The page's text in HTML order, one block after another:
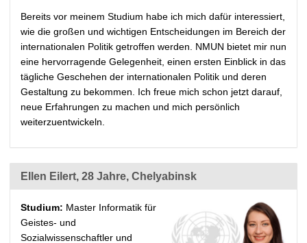
Bereits vor meinem Studium habe ich mich dafür interessiert,
wie die großen und wichtigen Entscheidungen im Bereich der
internationalen Politik getroffen werden. NMUN bietet mir nun
eine hervorragende Gelegenheit, einen ersten Einblick in das
tägliche Geschehen der internationalen Politik und deren
Gestaltung zu bekommen. Ich freue mich schon jetzt darauf,
neue Erfahrungen zu machen und mich persönlich
weiterzuentwickeln.
Ellen Eilert, 28 Jahre, Chelyabinsk
Studium: Master Informatik für
Geistes- und
Sozialwissenschaftler und